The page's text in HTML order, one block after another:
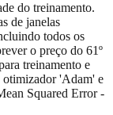
do treinamento.
de janelas
todos os
o preço do 61º
treinamento e
otimizador 'Adam' e
Squared Error -